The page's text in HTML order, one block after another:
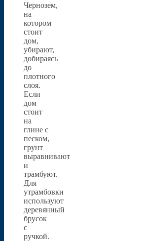
Чернозем,
на
котором
стоит
дом,
убирают,
добираясь
до
плотного
слоя.
Если
дом
стоит
на
глине с
песком,
грунт
выравнивают
и
трамбуют.
Для
утрамбовки
используют
деревянный
брусок
с
ручкой.